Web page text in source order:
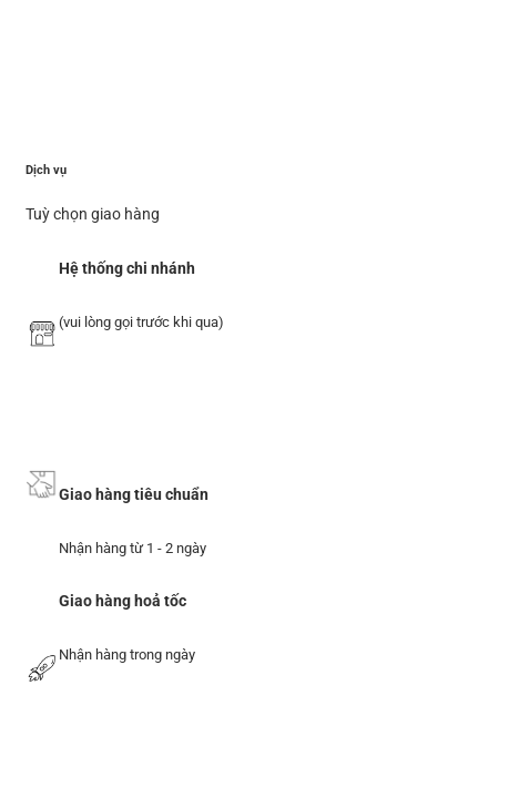
Dịch vụ
Tuỳ chọn giao hàng
Hệ thống chi nhánh
(vui lòng gọi trước khi qua)
Giao hàng tiêu chuẩn
Nhận hàng từ 1 - 2 ngày
Giao hàng hoả tốc
Nhận hàng trong ngày